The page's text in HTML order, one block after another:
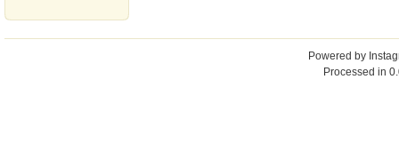
Powered by
Processed in